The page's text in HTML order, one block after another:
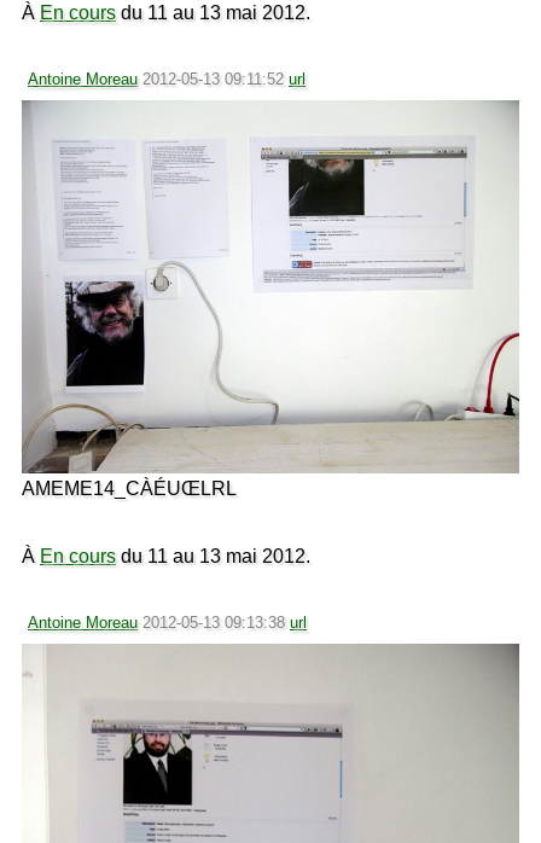
À En coursdu 11 au 13 mai 2012.
Antoine Moreau 2012-05-13 09:11:52 url
AMEME14_CÀÉUŒLRL
À En coursdu 11 au 13 mai 2012.
Antoine Moreau 2012-05-13 09:13:38 url